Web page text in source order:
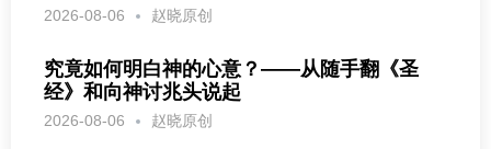
2026-08-06 赵晓原创
究竟如何明白神的心意？——从随手翻《圣
经》和向神讨兆头说起
2026-08-06 赵晓原创